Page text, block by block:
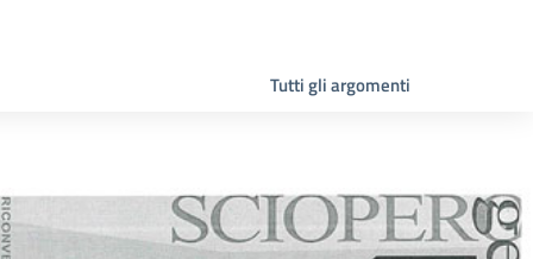
Tutti gli argomenti